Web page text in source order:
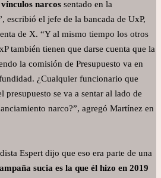
narcos sentado en la
escribió el jefe de la bancada de UxP,
de X. “Y al mismo tiempo los otros
también tienen que darse cuenta que la
la comisión de Presupuesto va en
¿Cualquier funcionario que
presupuesto se va a sentar al lado de
narco?”, agregó Martínez en
Espert dijo que eso era parte de una
sucia es la que él hizo en 2019